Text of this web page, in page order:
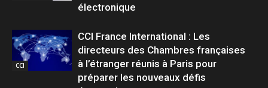
électronique
CCI
CCI France International : Les
directeurs des Chambres françaises
à l’étranger réunis à Paris pour
préparer les nouveaux défis